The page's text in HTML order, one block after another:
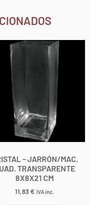
– JARRÓN/MAC.
TRANSPARENTE
8X8X21 CM
11,83€ IVA inc.